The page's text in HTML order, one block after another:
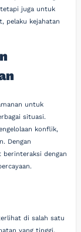
juga untuk
pelaku kejahatan
untuk
situasi.
konflik,
Dengan
berinteraksi dengan
di salah satu